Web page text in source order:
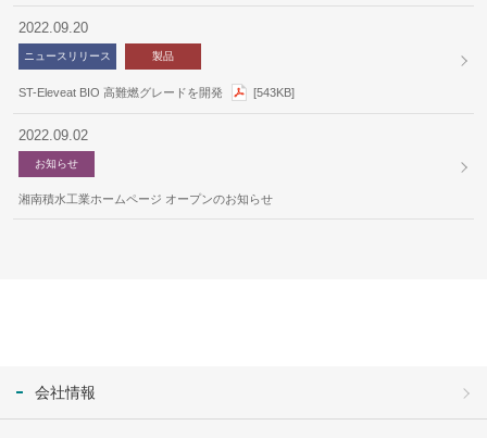
2022.09.20
ニュースリリース 製品
ST-Eleveat BIO 高難燃グレードを開発 [543KB]
2022.09.02
お知らせ
湘南積水工業ホームページ オープンのお知らせ
会社情報